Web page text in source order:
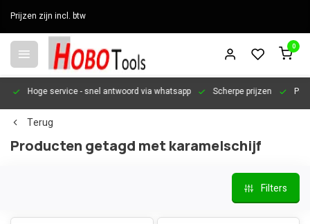
Prijzen zijn incl. btw
0
Hoge service- snel antwoord via whatsapp Scherpe prijzen
Terug
Producten getagd met karamelschijf
Filters